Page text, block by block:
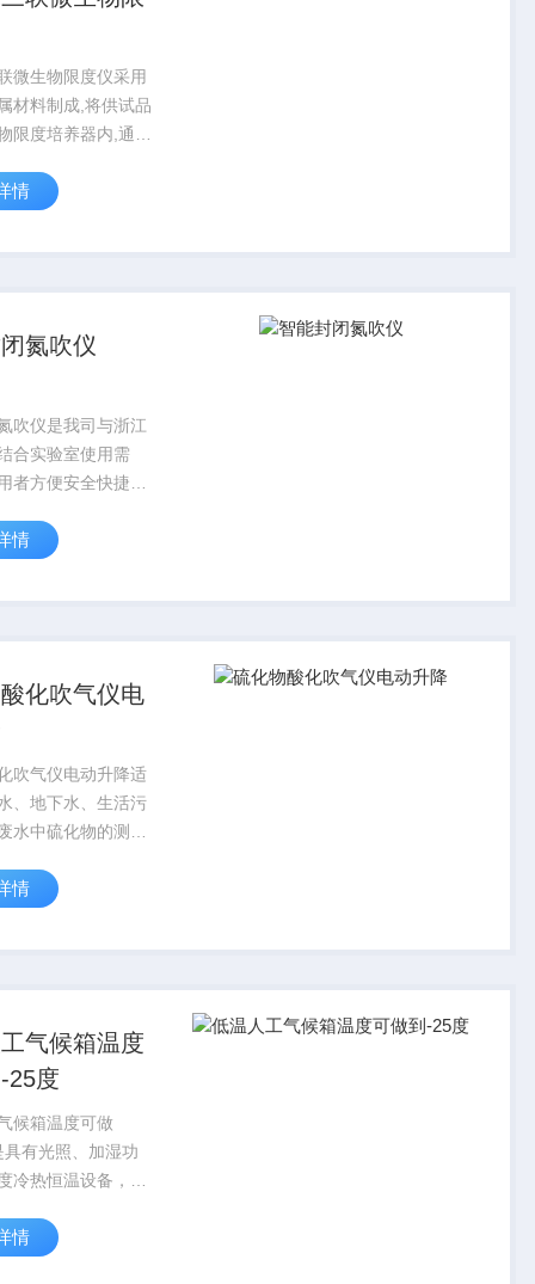
微生物限度仪采用
材料制成,将供试品
限度培养器内,通过
物截留在滤膜上,用
基上,菌面朝上,平
情
氮吹仪
吹仪是我司与浙江
合实验室使用需
者方便安全快捷稳
，产品从使用的方
序控温，电动升
情
化吹气仪电
吹气仪电动升降适
、地下水、生活污
水中硫化物的测定
国标水质硫化物的
发生产的。产品
情
气候箱温度
25度
候箱温度可做
有光照、加湿功
冷热恒温设备，为
它可用作植物的发
情